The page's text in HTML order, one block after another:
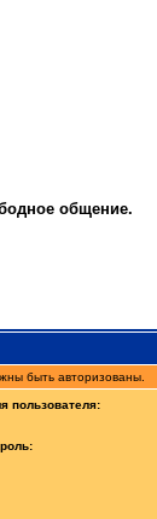
общение.
быть авторизованы.
пользователя: